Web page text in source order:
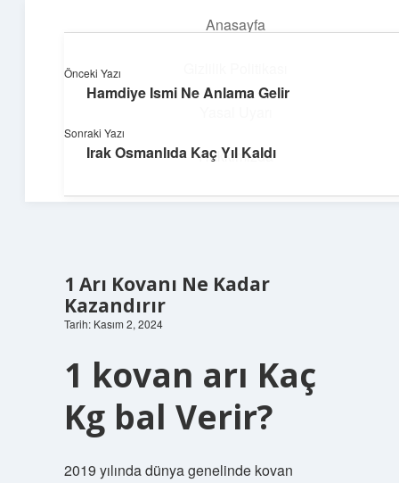
Anasayfa
Hakkımızda
Topluluk ve İlham
1 Arı Kovanı Ne Kadar
Kazandırır
Tarih: Kasım 2, 2024
1 kovan arı Kaç
Kg bal Verir?
2019 yılında dünya genelinde kovan
Önceki Yazı
Hamdiye Ismi Ne Anlama Gelir
Sonraki Yazı
Irak Osmanlıda Kaç Yıl Kaldı